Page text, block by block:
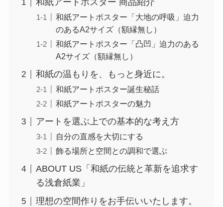
和紙アートポスター 商品紹介
和紙アートポスター「大地の呼吸」迫力
のあるA2サイズ（額縁無し）
和紙アートポスター「凸凹」迫力のある
A2サイズ（額縁無し）
和紙の温もりを、もっと身近に。
和紙アートポスター誕生秘話
和紙アートポスターの魅力
アートを選ぶ上での基本的な考え方
自分の直感を大切にする
飾る場所と空間との調和で選ぶ
ABOUT US「和紙の伝統と革新を追求す
る浅倉紙業」
理想の空間作りをお手伝いいたします。